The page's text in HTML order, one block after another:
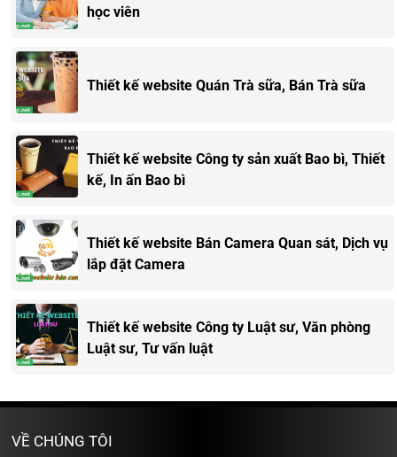
học viên
Thiết kế website Quán Trà sữa, Bán Trà sữa
Thiết kế website Công ty sản xuất Bao bì, Thiết
kế, In ấn Bao bì
Thiết kế website Bán Camera Quan sát, Dịch vụ
lắp đặt Camera
Thiết kế website Công ty Luật sư, Văn phòng
Luật sư, Tư vấn luật
VỀ CHÚNG TÔI